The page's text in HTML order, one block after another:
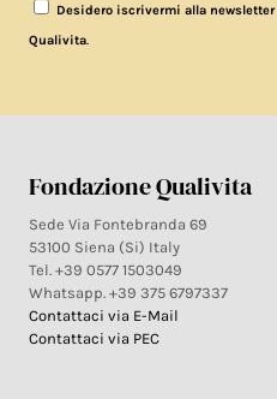
Desidero iscrivermi alla newsletter
Qualivita.
Fondazione Qualivita
Sede Via Fontebranda 69
53100 Siena (Si) Italy
Tel. +39 0577 1503049
Whatsapp. +39 375 6797337
Contattaci via E-Mail
Contattaci via PEC